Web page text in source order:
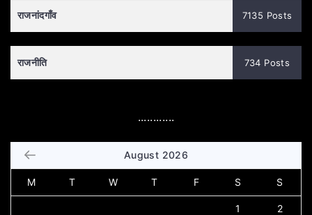
राजनांदगाँव 7135 Posts
राजनीति 734 Posts
............
August 2026
M T W T F S S
1 2